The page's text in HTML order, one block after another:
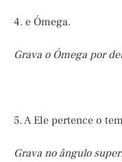
4. e Ómega.
Grava o Ómega por
5. A Ele pertence o
Grava no ângulo